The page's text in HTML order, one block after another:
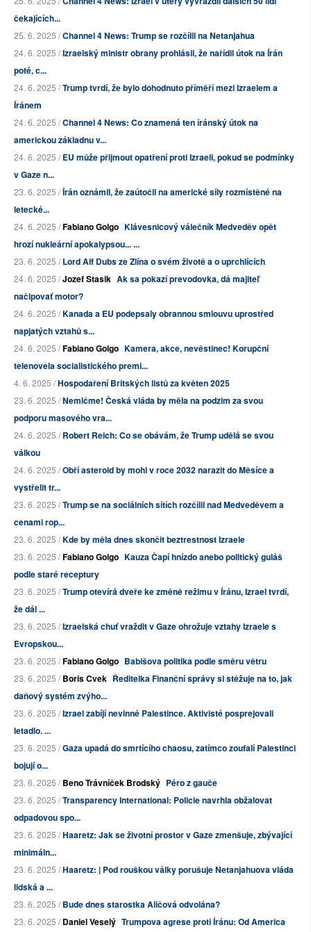
čekajících...
25. 6. 2025 /Channel 4 News: Trump se rozčílil na Netanjahua
24. 6. 2025 /Izraelský ministr obrany prohlásil, že nařídil útok na Írán
poté, c...
24. 6. 2025 /Trump tvrdí, že bylo dohodnuto příměří mezi Izraelem a
Íránem
24. 6. 2025 /Channel 4 News: Co znamená ten íránský útok na
americkou základnu v...
24. 6. 2025 /EU může přijmout opatření proti Izraeli, pokud se podmínky
v Gaze n...
23. 6. 2025 /Írán oznámil, že zaútočil na americké síly rozmístěné na
letecké...
24. 6. 2025 /Fabiano Golgo Klávesnicový válečník Medveděv opět
hrozí nukleární apokalypsou... ...
23. 6. 2025 /Lord Alf Dubs ze Zlína o svém životě a o uprchlících
24. 6. 2025 /Jozef Stasik Ak sa pokazí prevodovka, dá majiteľ
načipovať motor?
24. 6. 2025 /Kanada a EU podepsaly obrannou smlouvu uprostřed
napjatých vztahů s...
24. 6. 2025 /Fabiano Golgo Kamera, akce, nevěstinec! Korupční
telenovela socialistického premi...
4. 6. 2025 /Hospodaření Britských listů za květen 2025
23. 6. 2025 /Nemlčme! Česká vláda by měla na podzim za svou
podporu masového vra...
24. 6. 2025 /Robert Reich: Co se obávám, že Trump udělá se svou
válkou
24. 6. 2025 /Obří asteroid by mohl v roce 2032 narazit do Měsíce a
vystřelit tr...
23. 6. 2025 /Trump se na sociálních sítích rozčílil nad Medveděvem a
cenami rop...
23. 6. 2025 /Kde by měla dnes skončit beztrestnost Izraele
23. 6. 2025 /Fabiano Golgo Kauza Čapí hnízdo anebo politický guláš
podle staré receptury
23. 6. 2025 /Trump otevírá dveře ke změně režimu v Íránu, Izrael tvrdí,
že dál ...
23. 6. 2025 /Izraelská chuť vraždit v Gaze ohrožuje vztahy Izraele s
Evropskou...
23. 6. 2025 /Fabiano Golgo Babišova politika podle směru větru
23. 6. 2025 /Boris Cvek Ředitelka Finanční správy si stěžuje na to, jak
daňový systém zvýho...
23. 6. 2025 /Izrael zabíjí nevinné Palestince. Aktivisté posprejovali
letadlo. ...
23. 6. 2025 /Gaza upadá do smrtícího chaosu, zatímco zoufalí Palestinci
bojují o...
23. 6. 2025 /Beno Trávníček Brodský Péro z gauče
23. 6. 2025 /Transparency International: Policie navrhla obžalovat
odpadovou spo...
23. 6. 2025 /Haaretz: Jak se životní prostor v Gaze zmenšuje, zbývající
minimáln...
23. 6. 2025 /Haaretz: | Pod rouškou války porušuje Netanjahuova vláda
lidská a ...
23. 6. 2025 /Bude dnes starostka Aličová odvolána?
23. 6. 2025 /Daniel Veselý Trumpova agrese proti Íránu: Od America